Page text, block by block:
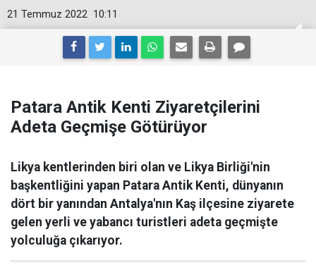
10:11
21 Temmuz 2022
Patara Antik Kenti Ziyaretçilerini
Adeta Geçmişe Götürüyor
Likya kentlerinden biri olan ve Likya Birliği'nin
başkentliğini yapan Patara Antik Kenti, dünyanın
dört bir yanından Antalya'nın Kaş ilçesine ziyarete
gelen yerli ve yabancı turistleri adeta geçmişte
yolculuğa çıkarıyor.